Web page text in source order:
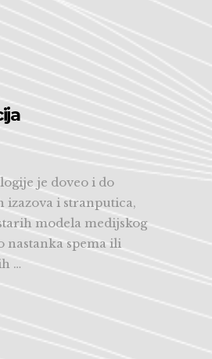
je doveo i do
i stranputica,
modela medijskog
nastanka spema ili
…